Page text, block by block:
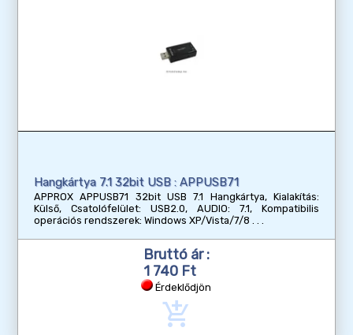
Hangkártya 7.1 32bit USB : APPUSB71
APPROX APPUSB71 32bit USB 7.1 Hangkártya, Kialakítás:
Külső, Csatolófelület: USB2.0, AUDIO: 7.1, Kompatibilis
operációs rendszerek: Windows XP/Vista/7/8
Bruttó ár :
1 740 Ft
Érdeklődjön
add_shopping_cart